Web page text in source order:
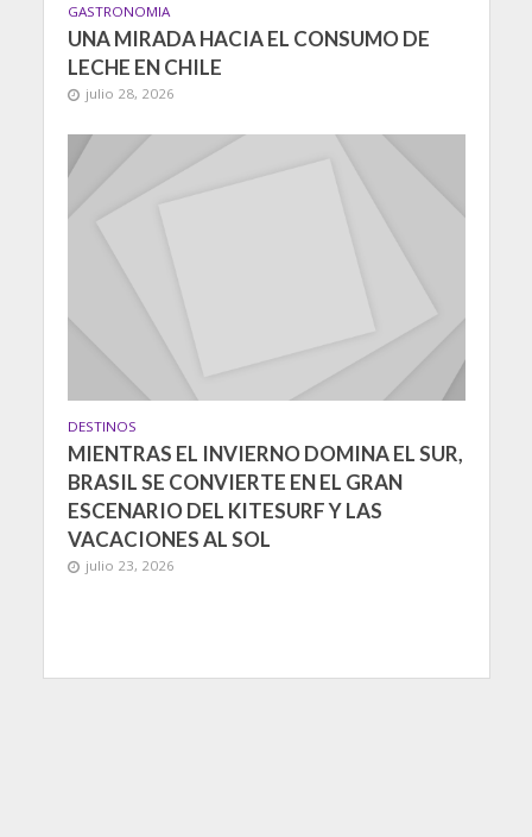
GASTRONOMIA
UNA MIRADA HACIA EL CONSUMO DE
LECHE EN CHILE
julio 28, 2026
DESTINOS
MIENTRAS EL INVIERNO DOMINA EL SUR,
BRASIL SE CONVIERTE EN EL GRAN
ESCENARIO DEL KITESURF Y LAS
VACACIONES AL SOL
julio 23, 2026